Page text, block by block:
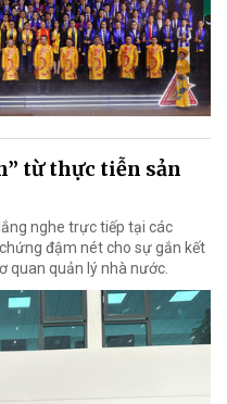
từ thực tiễn sản
nghe trực tiếp tại các
đậm nét cho sự gắn kết
quan quản lý nhà nước.